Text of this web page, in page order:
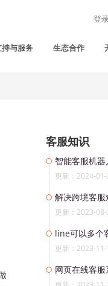
登
持与服务 生态合作
客服知识
智能客服机
更新：2024-
更新：2023-
line可以多个
更新：2023-
网页在线客